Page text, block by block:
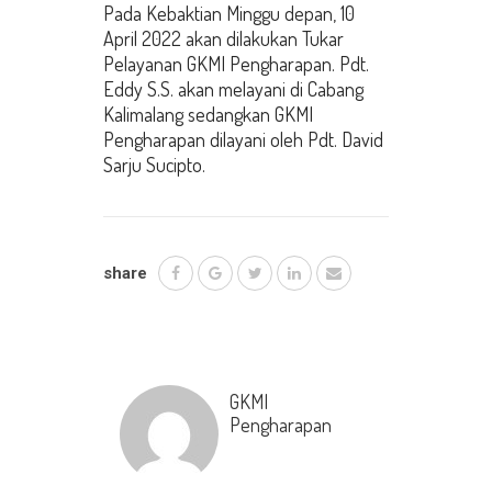
Pada Kebaktian Minggu depan, 10
April 2022 akan dilakukan Tukar
Pelayanan GKMI Pengharapan. Pdt.
Eddy S.S. akan melayani di Cabang
Kalimalang sedangkan GKMI
Pengharapan dilayani oleh Pdt. David
Sarju Sucipto.
share
GKMI
Pengharapan